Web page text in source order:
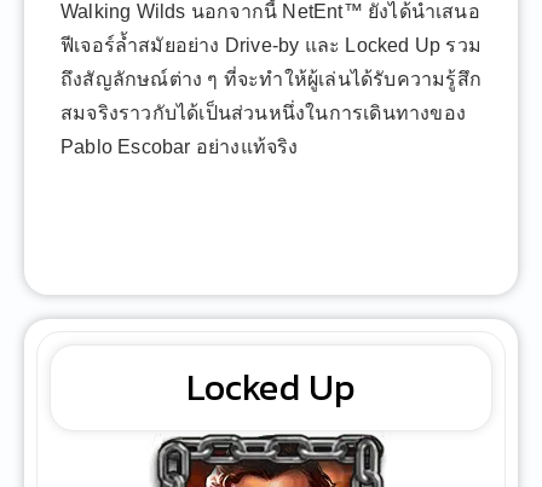
Walking Wilds นอกจากนี้ NetEnt™ ยังได้นำเสนอ
ฟีเจอร์ล้ำสมัยอย่าง Drive-by และ Locked Up รวม
ถึงสัญลักษณ์ต่าง ๆ ที่จะทำให้ผู้เล่นได้รับความรู้สึก
สมจริงราวกับได้เป็นส่วนหนึ่งในการเดินทางของ
Pablo Escobar อย่างแท้จริง
Locked Up